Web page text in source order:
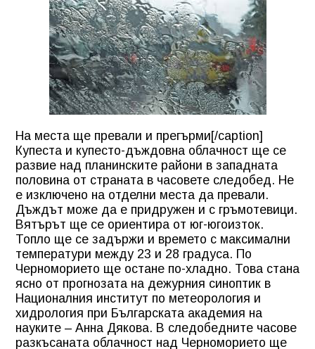
На места ще превали и прегърми[/caption]
Купеста и купесто-дъждовна облачност ще се
развие над планинските райони в западната
половина от страната в часовете следобед. Не
е изключено на отделни места да превали.
Дъждът може да е придружен и с гръмотевици.
Вятърът ще се ориентира от юг-югоизток.
Топло ще се задържи и времето с максимални
температури между 23 и 28 градуса. По
Черноморието ще остане по-хладно. Това стана
ясно от прогнозата на дежурния синоптик в
Националния институт по метеорология и
хидрология при Българската академия на
науките – Анна Дякова. В следобедните часове
разкъсаната облачност над Черноморието ще